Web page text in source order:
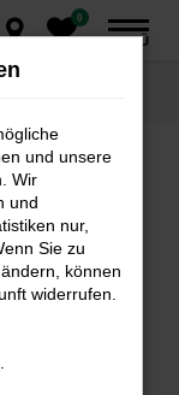
0
MENÜ
können:
und unsere
Wir
und
nur,
Sie zu
können
widerrufen.